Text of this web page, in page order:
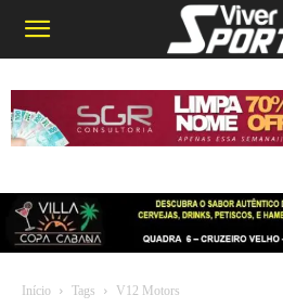
Início Tags V12 Motors